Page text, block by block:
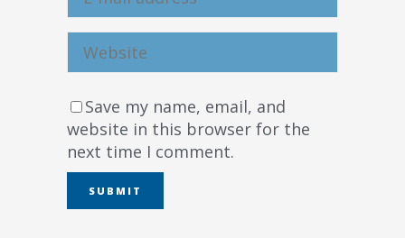
Save my name, email, and
website in this browser for the
next time I comment.